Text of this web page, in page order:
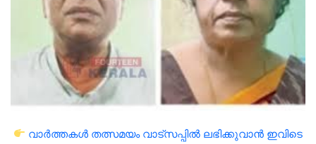
വാർത്തകൾ തത്സമയം വാട്സപ്പിൽ ലഭിക്കുവാൻ ഇവിടെ